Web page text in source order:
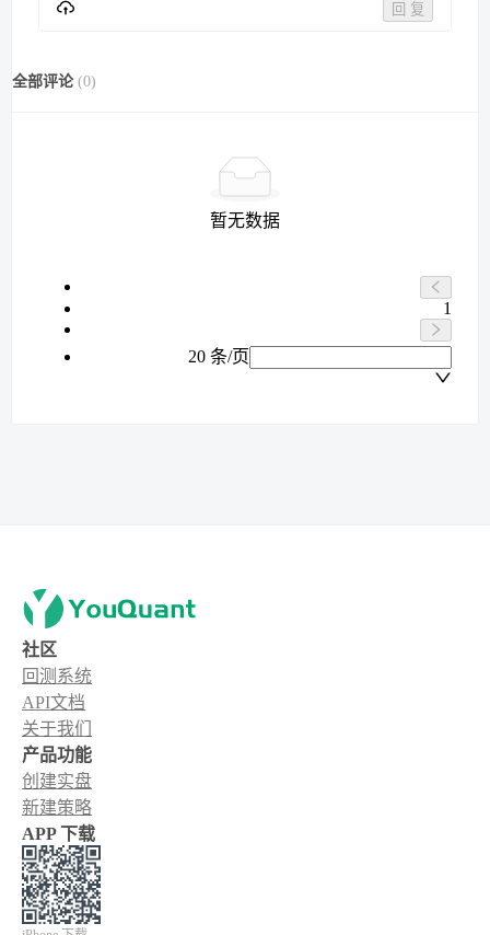
回 复
全部评论 (0)
暂无数据
1
20 条/页
社区
回测系统
API文档
关于我们
产品功能
创建实盘
新建策略
APP 下载